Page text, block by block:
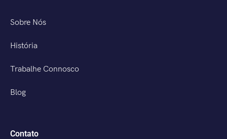
Sobre Nós
História
Trabalhe Connosco
Blog
Contato